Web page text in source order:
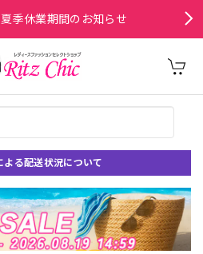
季休業期間のお知らせ
よる配送状況について